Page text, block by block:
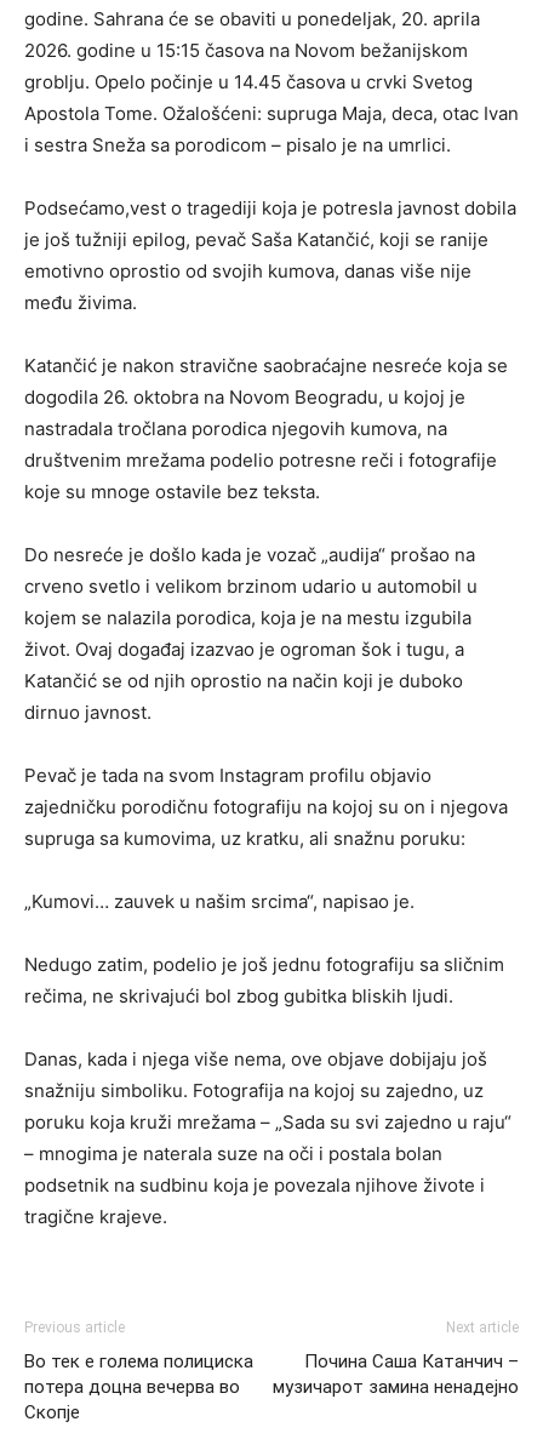
godine. Sahrana će se obaviti u ponedeljak, 20. aprila
2026. godine u 15:15 časova na Novom bežanijskom
groblju. Opelo počinje u 14.45 časova u crvki Svetog
Apostola Tome. Ožalošćeni: supruga Maja, deca, otac Ivan
i sestra Sneža sa porodicom – pisalo je na umrlici.
Podsećamo,vest o tragediji koja je potresla javnost dobila
je još tužniji epilog, pevač Saša Katančić, koji se ranije
emotivno oprostio od svojih kumova, danas više nije
među živima.
Katančić je nakon stravične saobraćajne nesreće koja se
dogodila 26. oktobra na Novom Beogradu, u kojoj je
nastradala tročlana porodica njegovih kumova, na
društvenim mrežama podelio potresne reči i fotografije
koje su mnoge ostavile bez teksta.
Do nesreće je došlo kada je vozač „audija“ prošao na
crveno svetlo i velikom brzinom udario u automobil u
kojem se nalazila porodica, koja je na mestu izgubila
život. Ovaj događaj izazvao je ogroman šok i tugu, a
Katančić se od njih oprostio na način koji je duboko
dirnuo javnost.
Pevač je tada na svom Instagram profilu objavio
zajedničku porodičnu fotografiju na kojoj su on i njegova
supruga sa kumovima, uz kratku, ali snažnu poruku:
„Kumovi… zauvek u našim srcima“, napisao je.
Nedugo zatim, podelio je još jednu fotografiju sa sličnim
rečima, ne skrivajući bol zbog gubitka bliskih ljudi.
Danas, kada i njega više nema, ove objave dobijaju još
snažniju simboliku. Fotografija na kojoj su zajedno, uz
poruku koja kruži mrežama – „Sada su svi zajedno u raju“
– mnogima je naterala suze na oči i postala bolan
podsetnik na sudbinu koja je povezala njihove živote i
tragične krajeve.
Previous article
Во тек е голема полициска
потера доцна вечерва во
Скопје
Next article
Почина Саша Катанчич –
музичарот замина ненадејно